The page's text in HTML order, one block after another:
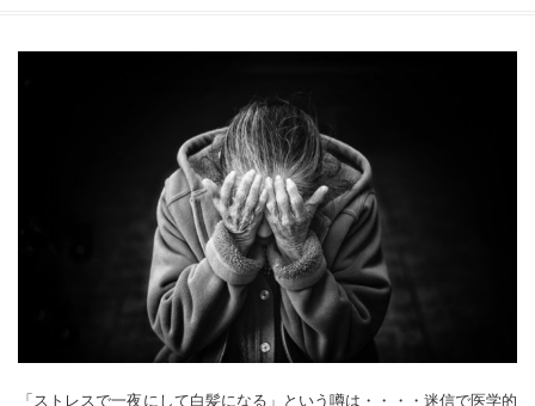
「ストレスで一夜にして白髪になる」という噂は・・・・迷信で医学的